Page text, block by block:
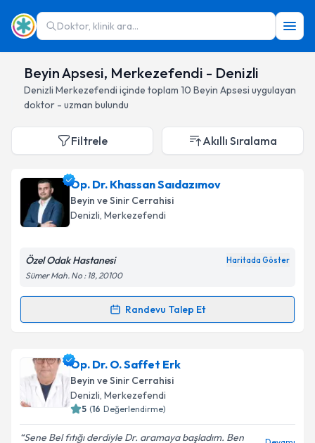
Doktor, klinik ara...
Beyin Apsesi, Merkezefendi - Denizli
Denizli Merkezefendi içinde toplam 10 Beyin Apsesi uygulayan
doktor - uzman bulundu
Filtrele Akıllı Sıralama
Op. Dr. Khassan Saıdazımov
Beyin ve Sinir Cerrahisi
Denizli, Merkezefendi
Özel Odak Hastanesi Haritada Göster
Sümer Mah. No : 18, 20100
Randevu Talep Et
Randevu Takvimi Talebi
Op. Dr. Khassan Saıdazımov
talebi oluşturun. Size bu uzmandan randevu almanız
için bir takvim hazırlandığında e-posta ile
bilgilendireceğiz.
E-posta Adresiniz
Op. Dr. O. Saffet Erk
Beyin ve Sinir Cerrahisi
Denizli, Merkezefendi
5 (16 Değerlendirme)
Sene Bel fıtığı derdiyle Dr. aramaya başladım. Ben